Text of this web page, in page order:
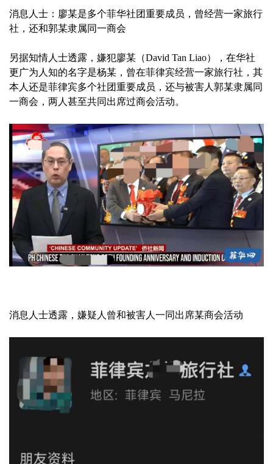
消息人士：廖某是多个菲华社团重要成员，曾经营一家旅行
社，还和郭某隶属同一商会
另据知情人士透露，嫌犯廖某（David Tan Liao），在华社
更广为人知的名字是杨某，曾在菲律宾经营一家旅行社，其
本人还是菲律宾多个社团重要成员，还与被害人郭某隶属同
一商会，两人甚至共同出席过商会活动。
消息人士透露，嫌疑人曾和被害人一同出席某商会活动